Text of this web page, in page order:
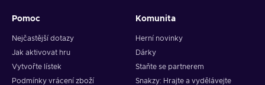
Pomoc
Nejčastější dotazy
Jak aktivovat hru
Vytvořte lístek
Podmínky vrácení zboží
Komunita
Herní novinky
Dárky
Staňte se partnerem
Snakzy: Hrajte a vydělávejte